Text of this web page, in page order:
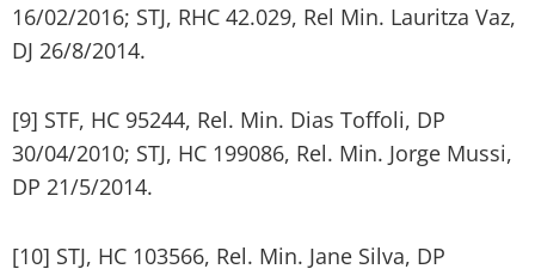
16/02/2016; STJ, RHC 42.029, Rel Min. Lauritza Vaz,
DJ 26/8/2014.
[9] STF, HC 95244, Rel. Min. Dias Toffoli, DP
30/04/2010; STJ, HC 199086, Rel. Min. Jorge Mussi,
DP 21/5/2014.
[10] STJ, HC 103566, Rel. Min. Jane Silva, DP